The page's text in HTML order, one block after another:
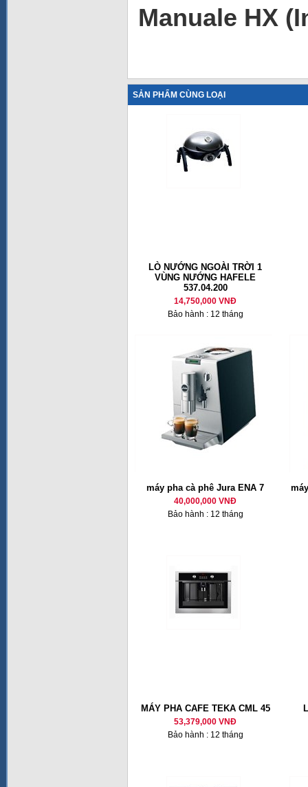
Manuale HX
SẢN PHẨM CÙNG LOẠI
LÒ NƯỚNG NGOÀI TRỜI 1
VÙNG NƯỚNG HAFELE
537.04.200
14,750,000 VNĐ
Bảo hành : 12 tháng
máy pha cà phê Jura ENA 7
40,000,000 VNĐ
Bảo hành : 12 tháng
MÁY PHA CAFE TEKA CML 45
53,379,000 VNĐ
Bảo hành : 12 tháng